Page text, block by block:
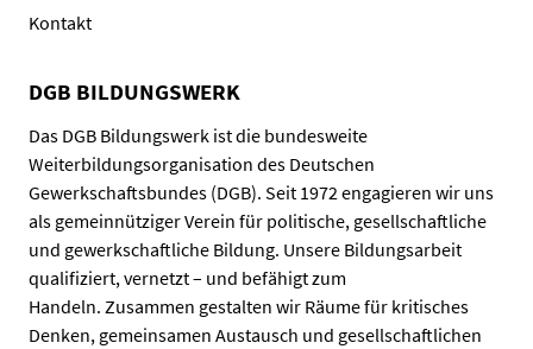
DGB BILDUNGSWERK
Das DGB Bildungswerk ist die bundesweite
Weiterbildungsorganisation des Deutschen
Gewerkschaftsbundes (DGB). Seit 1972 engagieren wir uns
als gemeinnütziger Verein für politische, gesellschaftliche
und gewerkschaftliche Bildung. Unsere Bildungsarbeit
qualifiziert, vernetzt – und befähigt zum
Handeln. Zusammen gestalten wir Räume für kritisches
Denken, gemeinsamen Austausch und gesellschaftlichen
Kontakt